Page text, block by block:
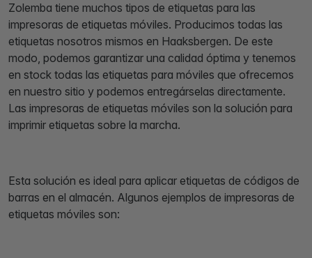
Zolemba tiene muchos tipos de etiquetas para las
impresoras de etiquetas móviles. Producimos todas las
etiquetas nosotros mismos en Haaksbergen. De este
modo, podemos garantizar una calidad óptima y tenemos
en stock todas las etiquetas para móviles que ofrecemos
en nuestro sitio y podemos entregárselas directamente.
Las impresoras de etiquetas móviles son la solución para
imprimir etiquetas sobre la marcha.
Esta solución es ideal para aplicar etiquetas de códigos de
barras en el almacén. Algunos ejemplos de impresoras de
etiquetas móviles son: